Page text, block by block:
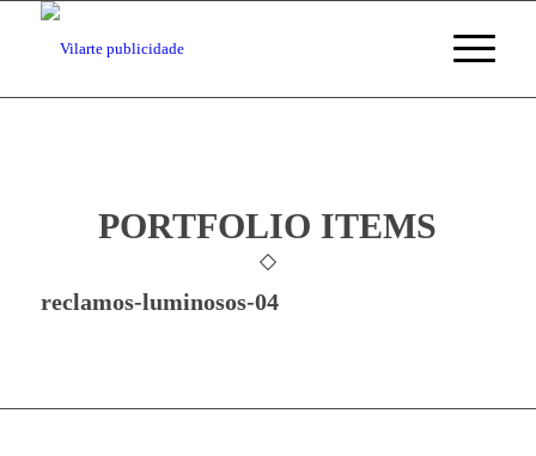
PORTFOLIO ITEMS
reclamos-luminosos-04